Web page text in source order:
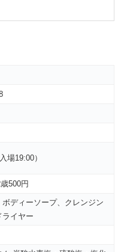
場19:00）
500円
ディーソープ、クレンジン
ライヤー